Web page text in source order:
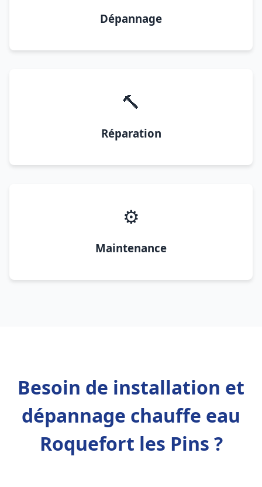
Dépannage
🔨
Réparation
⚙️
Maintenance
Besoin de installation et
dépannage chauffe eau
Roquefort les Pins ?